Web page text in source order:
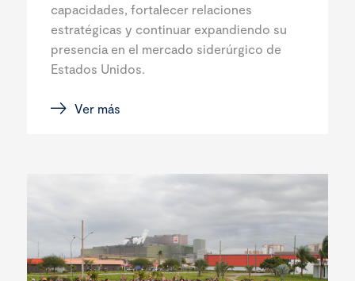
capacidades, fortalecer relaciones
estratégicas y continuar expandiendo su
presencia en el mercado siderúrgico de
Estados Unidos.
Ver más